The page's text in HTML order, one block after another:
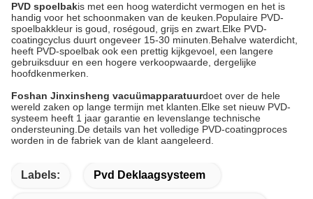
PVD spoelbakis met een hoog waterdicht vermogen en het is
handig voor het schoonmaken van de keuken.Populaire PVD-
spoelbakkleur is goud, roségoud, grijs en zwart.Elke PVD-
coatingcyclus duurt ongeveer 15-30 minuten.Behalve waterdicht,
heeft PVD-spoelbak ook een prettig kijkgevoel, een langere
gebruiksduur en een hogere verkoopwaarde, dergelijke
hoofdkenmerken.
Foshan Jinxinsheng vacuümapparatuurdoet over de hele
wereld zaken op lange termijn met klanten.Elke set nieuw PVD-
systeem heeft 1 jaar garantie en levenslange technische
ondersteuning.De details van het volledige PVD-coatingproces
worden in de fabriek van de klant aangeleerd.
Labels: Pvd Deklaagsysteem